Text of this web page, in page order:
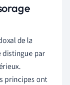
de la
distingue par
principes ont